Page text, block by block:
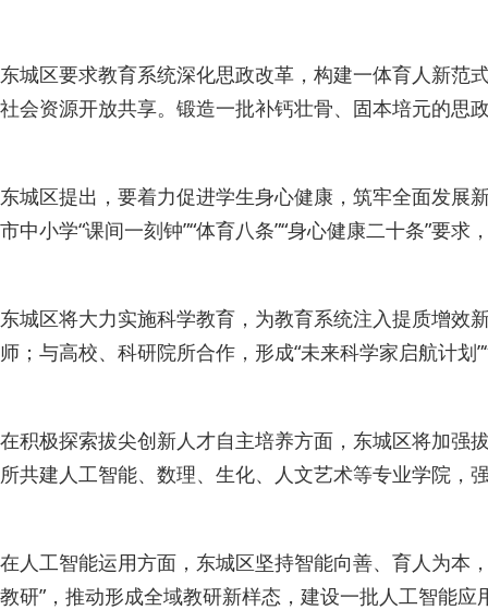
东城区要求教育系统深化思政改革，构建一体育人新范
社会资源开放共享。锻造一批补钙壮骨、固本培元的思
东城区提出，要着力促进学生身心健康，筑牢全面发展
市中小学“课间一刻钟”“体育八条”“身心健康二十条”要
东城区将大力实施科学教育，为教育系统注入提质增效
师；与高校、科研院所合作，形成“未来科学家启航计划
在积极探索拔尖创新人才自主培养方面，东城区将加强
所共建人工智能、数理、生化、人文艺术等专业学院，
在人工智能运用方面，东城区坚持智能向善、育人为本
教研”，推动形成全域教研新样态，建设一批人工智能应